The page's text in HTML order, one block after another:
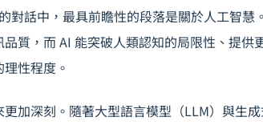
對話中，最具前瞻性的段落是關於人工智慧
質，而 AI 能突破人類認知的局限性、提供
性程度。
加深刻。隨著大型語言模型（LLM）與生